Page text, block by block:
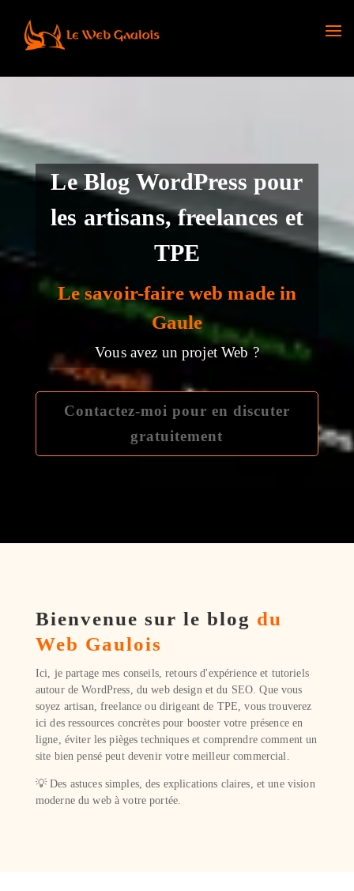
Le Blog WordPress pour
les artisans, freelances et
TPE
Le savoir-faire web made in
Gaule
Vous avez un projet Web ?
Contactez-moi pour en discuter
gratuitement
Bienvenue sur le blog du
Web Gaulois
Ici, je partage mes conseils, retours d'expérience et tutoriels
autour de WordPress, du web design et du SEO. Que vous
soyez artisan, freelance ou dirigeant de TPE, vous trouverez
ici des ressources concrètes pour booster votre présence en
ligne, éviter les pièges techniques et comprendre comment un
site bien pensé peut devenir votre meilleur commercial.
💡 Des astuces simples, des explications claires, et une vision
moderne du web à votre portée.